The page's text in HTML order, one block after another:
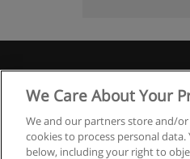
We Care About Your
We and our partners store and/
cookies to process personal
below, including your right to